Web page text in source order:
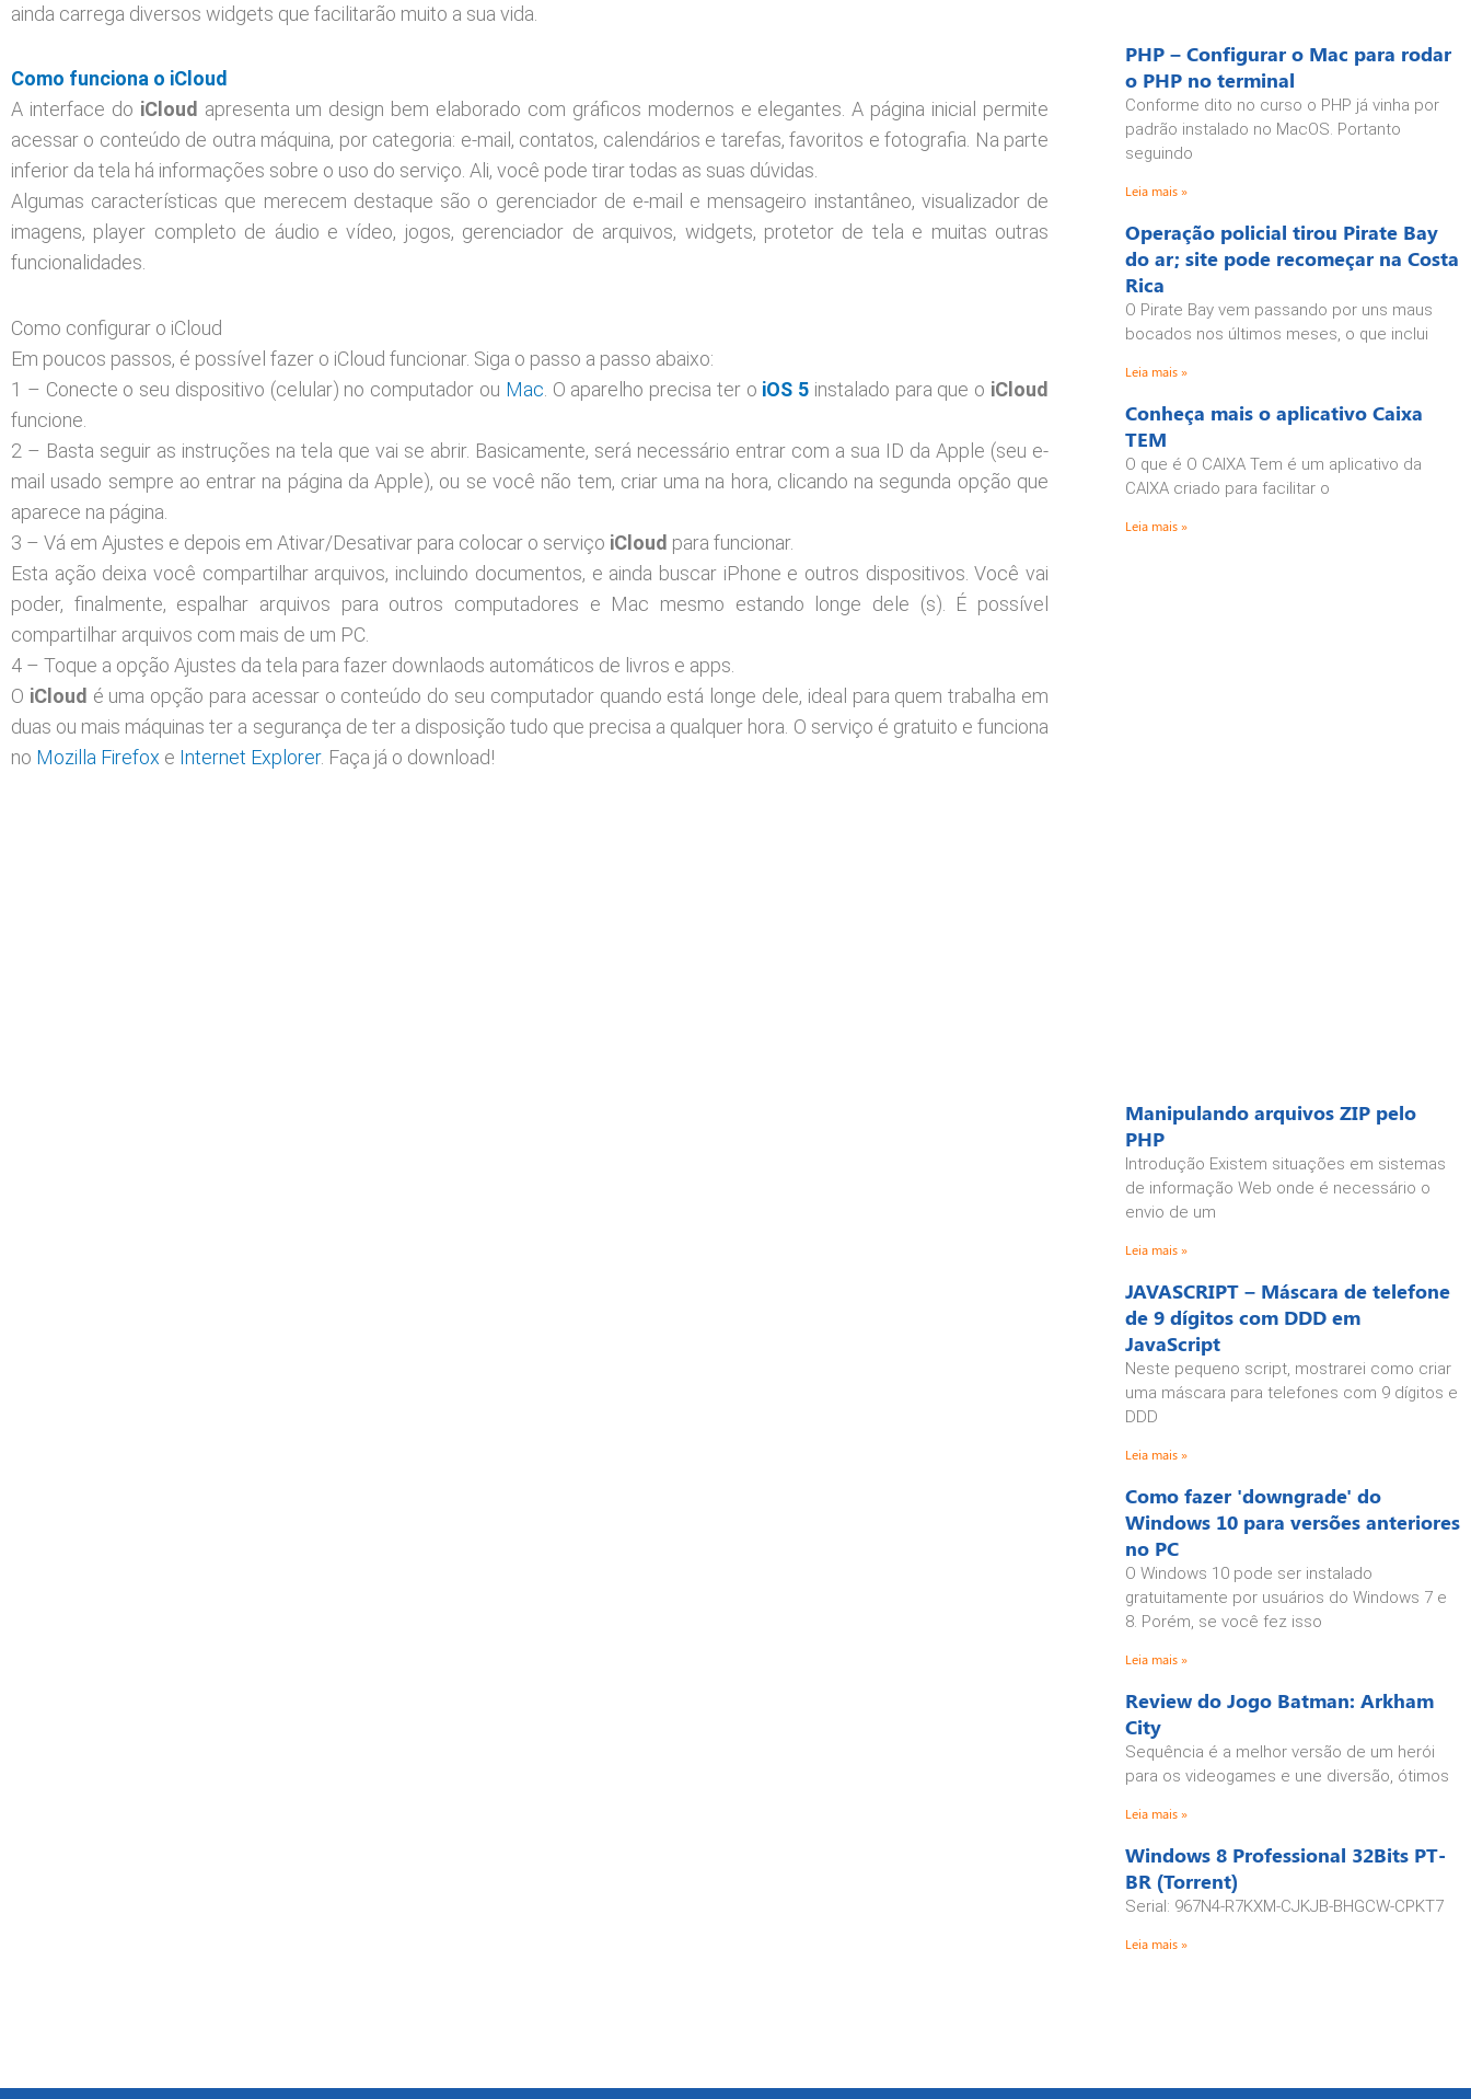
ainda carrega diversos widgets que facilitarão muito a sua vida.
Como funciona o iCloud
A interface do iCloud apresenta um design bem elaborado com gráficos modernos e elegantes. A página inicial permite
acessar o conteúdo de outra máquina, por categoria: e-mail, contatos, calendários e tarefas, favoritos e fotografia. Na parte
inferior da tela há informações sobre o uso do serviço. Ali, você pode tirar todas as suas dúvidas.
Algumas características que merecem destaque são o gerenciador de e-mail e mensageiro instantâneo, visualizador de
imagens, player completo de áudio e vídeo, jogos, gerenciador de arquivos, widgets, protetor de tela e muitas outras
funcionalidades.
Como configurar o iCloud
Em poucos passos, é possível fazer o iCloud funcionar. Siga o passo a passo abaixo:
1 – Conecte o seu dispositivo (celular) no computador ou Mac . O aparelho precisa ter o iOS 5 instalado para que o iCloud
funcione.
2 – Basta seguir as instruções na tela que vai se abrir. Basicamente, será necessário entrar com a sua ID da Apple (seu e-
mail usado sempre ao entrar na página da Apple), ou se você não tem, criar uma na hora, clicando na segunda opção que
aparece na página.
3 – Vá em Ajustes e depois em Ativar/Desativar para colocar o serviço iCloud para funcionar.
Esta ação deixa você compartilhar arquivos, incluindo documentos, e ainda buscar iPhone e outros dispositivos. Você vai
poder, finalmente, espalhar arquivos para outros computadores e Mac mesmo estando longe dele (s). É possível
compartilhar arquivos com mais de um PC.
4 – Toque a opção Ajustes da tela para fazer downlaods automáticos de livros e apps.
O iCloud é uma opção para acessar o conteúdo do seu computador quando está longe dele, ideal para quem trabalha em
duas ou mais máquinas ter a segurança de ter a disposição tudo que precisa a qualquer hora. O serviço é gratuito e funciona
no Mozilla Firefox e Internet Explorer. Faça já o download!
PHP – Configurar o Mac para rodar
o PHP no terminal
Conforme dito no curso o PHP já vinha por
padrão instalado no MacOS. Portanto
seguindo
Leia mais »
Operação policial tirou Pirate Bay
do ar; site pode recomeçar na Costa
Rica
O Pirate Bay vem passando por uns maus
bocados nos últimos meses, o que inclui
Leia mais »
Conheça mais o aplicativo Caixa
TEM
O que é O CAIXA Tem é um aplicativo da
CAIXA criado para facilitar o
Leia mais »
Manipulando arquivos ZIP pelo
PHP
Introdução Existem situações em sistemas
de informação Web onde é necessário o
envio de um
Leia mais »
JAVASCRIPT – Máscara de telefone
de 9 dígitos com DDD em
JavaScript
Neste pequeno script, mostrarei como criar
uma máscara para telefones com 9 dígitos e
DDD
Leia mais »
Como fazer 'downgrade' do
Windows 10 para versões anteriores
no PC
O Windows 10 pode ser instalado
gratuitamente por usuários do Windows 7 e
8. Porém, se você fez isso
Leia mais »
Review do Jogo Batman: Arkham
City
Sequência é a melhor versão de um herói
para os videogames e une diversão, ótimos
Leia mais »
Windows 8 Professional 32Bits PT-
BR (Torrent)
Serial: 967N4-R7KXM-CJKJB-BHGCW-CPKT7
Leia mais »